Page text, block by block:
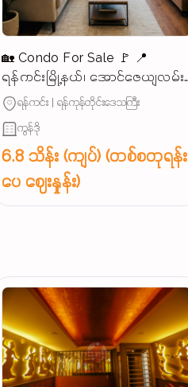
🏡 Condo For Sale 🚩 📍
ရန်ကင်းမြို့နယ်၊ အောင်ဇေယျလမ်း
အနီး (နေရာကောင်း)
ရန်ကင်း | ရန်ကုန်တိုင်းဒေသကြီး
ကွန်ဒို
6.8 သိန်း (ကျပ်) (တစ်စတုရန်း
ပေ ဈေးနှုန်း)